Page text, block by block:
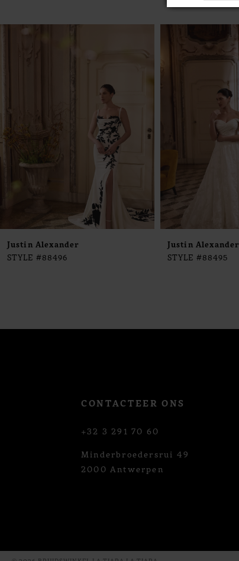
Related
AUTOPLAY
SLIDE
SLIDE
5
9
10
13
Justin Alexander
STYLE #88496
Justin Alexander
STYLE #88495
CONTACTEER ONS
+32 3 291 70 60
Minderbroedersrui 49
2000 Antwerpen